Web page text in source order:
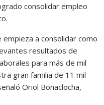
consolidar empleo
a consolidar como
resultados de
para más de mil
gran familia de 11 mil
Oriol Bonaclocha,